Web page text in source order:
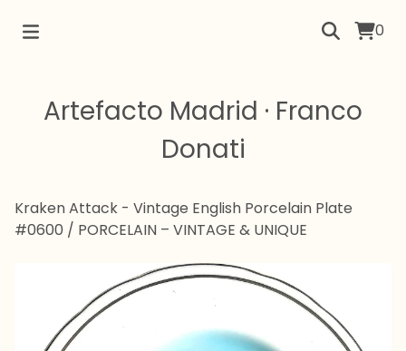
0
Artefacto Madrid · Franco
Donati
Kraken Attack - Vintage English Porcelain Plate
#0600 / PORCELAIN – VINTAGE & UNIQUE